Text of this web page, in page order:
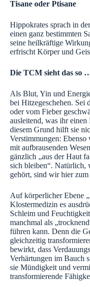
Tisane oder Ptisane
Hippokrates sprach in
einen ganz bestimmten
seine heilkräftige
erfrischt Körper und
Die TCM sieht das so
Als Blut, Yin und
bei Hitzegeschehen. Sei
oder vom Fieber
ausleitend, was ihr
diesem Grund hilft sie
Verstimmungen:
mit aufbrausenden
gänzlich „aus der Haut
sich bleiben“. Natürlich,
gehört, sind wir hier
Auf körperlicher Ebene
Klostermedizin es
Schleim und
manchmal als
führen kann. Denn die
gleichzeitig
bewirkt, dass
Verhärtungen im Bauch
sie Mündigkeit und
transformierende